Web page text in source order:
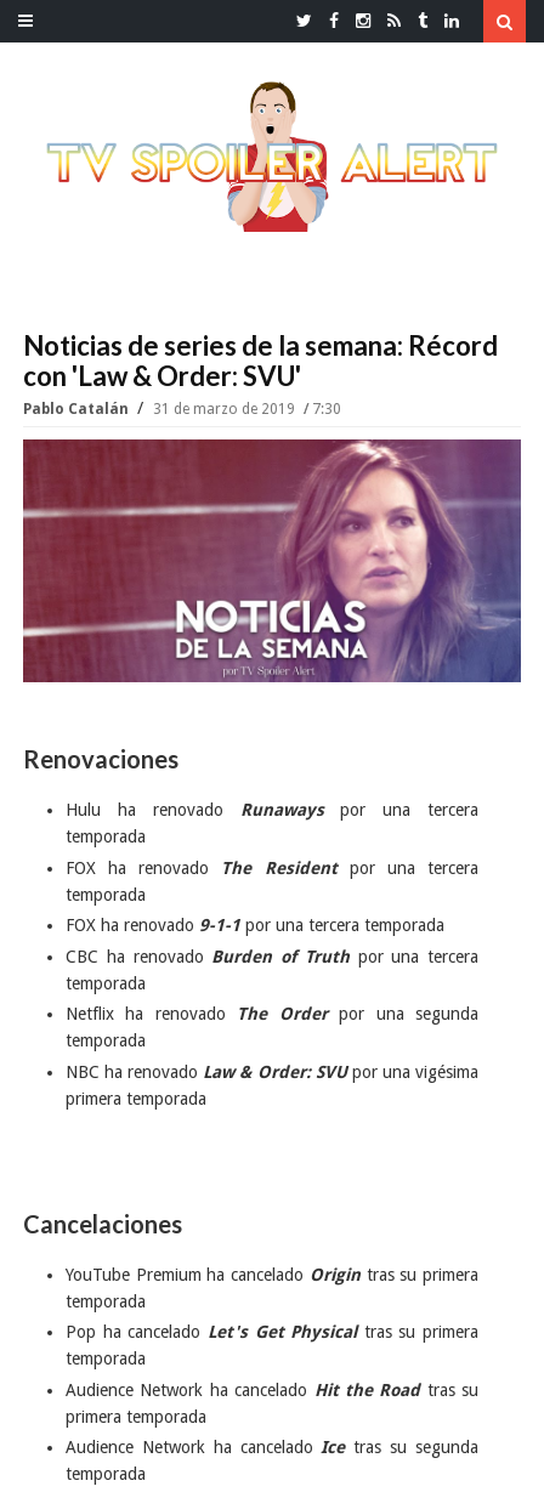
Noticias de series de la semana: Récord
con 'Law & Order: SVU'
Pablo Catalán 31 de marzo de 2019 7:30
Renovaciones
Hulu ha renovado Runawayspor una tercera
temporada
FOX ha renovado The Residentpor una tercera
temporada
FOX ha renovado 9-1-1 por una tercera temporada
CBC ha renovado Burden of Truthpor una tercera
temporada
Netflix ha renovado
The Orderpor una segunda
temporada
NBC ha renovado Law & Order: SVUpor una vigésima
primera temporada
Cancelaciones
YouTube Premium ha cancelado Origintras su primera
temporada
Pop ha cancelado Let's Get Physicaltras su primera
temporada
Audience Network ha cancelado Hit the Roadtras su
primera temporada
Audience Network ha canceladoIcetras su segunda
temporada